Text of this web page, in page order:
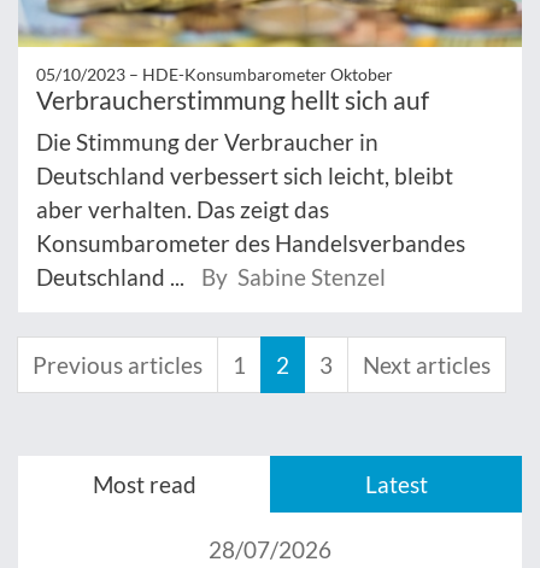
05/10/2023 – HDE-Konsumbarometer Oktober
Verbraucherstimmung hellt sich auf
Die Stimmung der Verbraucher in
Deutschland verbessert sich leicht, bleibt
aber verhalten. Das zeigt das
Konsumbarometer des Handelsverbandes
Deutschland ...
By Sabine Stenzel
Previous articles 1 2 3 Next articles
Most read Latest
28/07/2026